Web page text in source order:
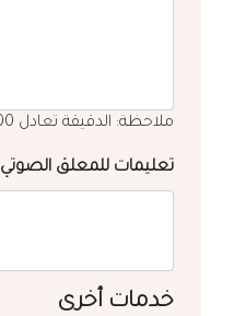
ملاحظة: الدقيقة تعادل 100 كلمة باللغة العربية
تعليمات للمعلق الصوتي
خدمات أخرى